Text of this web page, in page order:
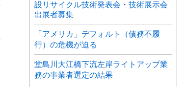
設リサイクル技術発表会・技術展示会
出展者募集
「アメリカ」デフォルト（債務不履
行）の危機が迫る
堂島川大江橋下流左岸ライトアップ業
務の事業者選定の結果